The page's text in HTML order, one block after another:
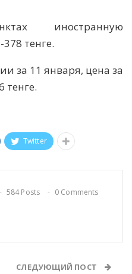
иностранную
тенге.
за 11 января, цена за
тенге.
Twitter
584 Posts 0 Comments
СЛЕДУЮЩИЙ ПОСТ